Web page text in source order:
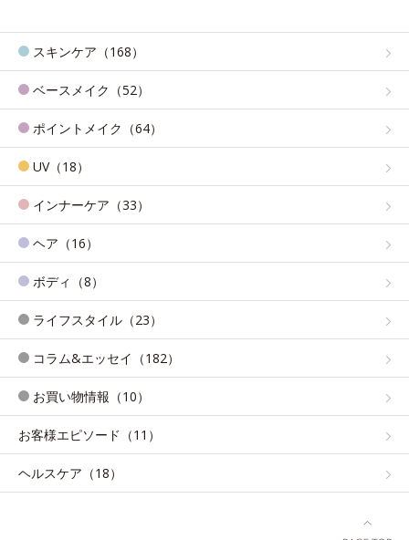
スキンケア（168）
ベースメイク（52）
ポイントメイク（64）
UV（18）
インナーケア（33）
ヘア（16）
ボディ（8）
ライフスタイル（23）
コラム&エッセイ（182）
お買い物情報（10）
お客様エピソード（11）
ヘルスケア（18）